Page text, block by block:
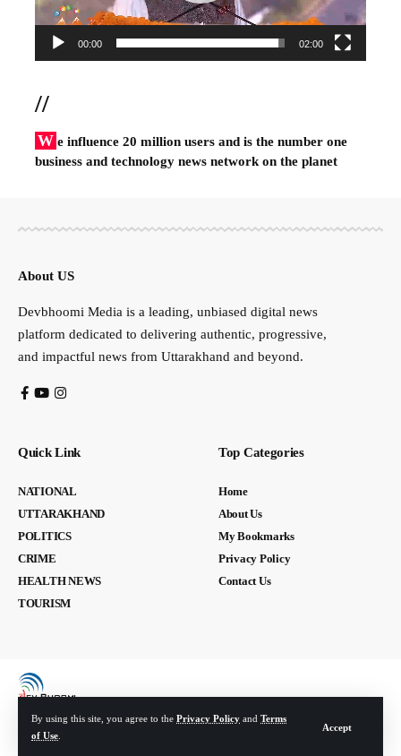
By using this site, you agree to the Privacy Policy and Terms
of Use
Accept
00:00 02:00
//
W e influence 20 million users and is the number one
business and technology news network on the planet
About US
Devbhoomi Media is a leading, unbiased digital news
platform dedicated to delivering authentic, progressive,
and impactful news from Uttarakhand and beyond.
Quick Link
NATIONAL
UTTARAKHAND
POLITICS
CRIME
HEALTH NEWS
TOURISM
Top Categories
Home
About Us
My Bookmarks
Privacy Policy
Contact Us
© Devbhoomi Media. All Rights Reserved. | Developed By: